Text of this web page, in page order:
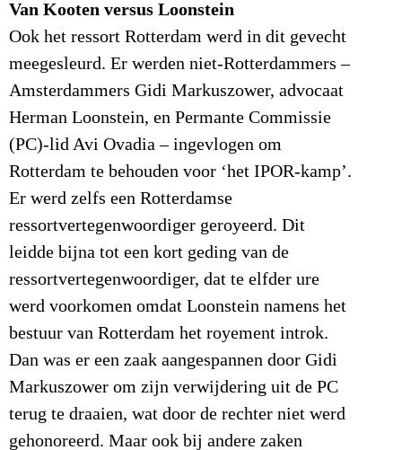
Van Kooten versus Loonstein
Ook het ressort Rotterdam werd in dit gevecht
meegesleurd. Er werden niet-Rotterdammers –
Amsterdammers Gidi Markuszower, advocaat
Herman Loonstein, en Permante Commissie
(PC)-lid Avi Ovadia – ingevlogen om
Rotterdam te behouden voor ‘het IPOR-kamp’.
Er werd zelfs een Rotterdamse
ressortvertegenwoordiger geroyeerd. Dit
leidde bijna tot een kort geding van de
ressortvertegenwoordiger, dat te elfder ure
werd voorkomen omdat Loonstein namens het
bestuur van Rotterdam het royement introk.
Dan was er een zaak aangespannen door Gidi
Markuszower om zijn verwijdering uit de PC
terug te draaien, wat door de rechter niet werd
gehonoreerd. Maar ook bij andere zaken